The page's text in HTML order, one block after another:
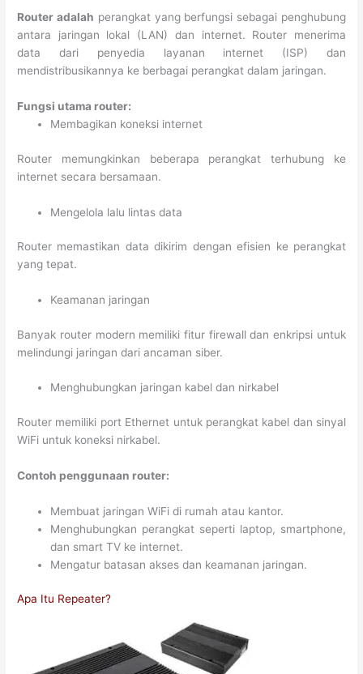
Router adalah perangkat yang berfungsi sebagai penghubung
antara jaringan lokal (LAN) dan internet. Router menerima
data dari penyedia layanan internet (ISP) dan
mendistribusikannya ke berbagai perangkat dalam jaringan.
Fungsi utama router:
Membagikan koneksi internet
Router memungkinkan beberapa perangkat terhubung ke
internet secara bersamaan.
Mengelola lalu lintas data
Router memastikan data dikirim dengan efisien ke perangkat
yang tepat.
Keamanan jaringan
Banyak router modern memiliki fitur firewall dan enkripsi untuk
melindungi jaringan dari ancaman siber.
Menghubungkan jaringan kabel dan nirkabel
Router memiliki port Ethernet untuk perangkat kabel dan sinyal
WiFi untuk koneksi nirkabel.
Contoh penggunaan router:
Membuat jaringan WiFi di rumah atau kantor.
Menghubungkan perangkat seperti laptop, smartphone,
dan smart TV ke internet.
Mengatur batasan akses dan keamanan jaringan.
Apa Itu Repeater?